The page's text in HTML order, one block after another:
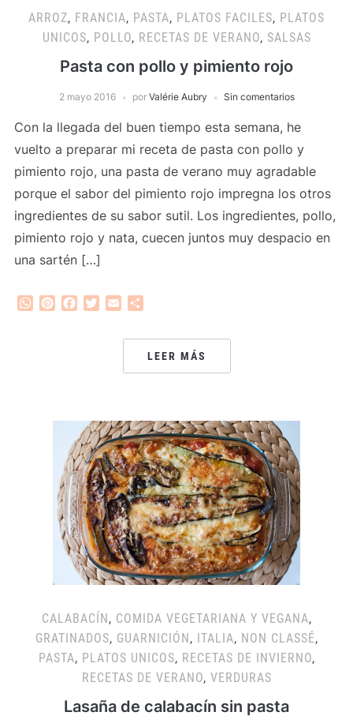
ARROZ, FRANCIA, PASTA, PLATOS FACILES, PLATOS
UNICOS, POLLO, RECETAS DE VERANO, SALSAS
Pasta con pollo y pimiento rojo
2 mayo 2016 por Valérie Aubry Sin comentarios
Con la llegada del buen tiempo esta semana, he
vuelto a preparar mi receta de pasta con pollo y
pimiento rojo, una pasta de verano muy agradable
porque el sabor del pimiento rojo impregna los otros
ingredientes de su sabor sutil. Los ingredientes, pollo,
pimiento rojo y nata, cuecen juntos muy despacio en
una sartén […]
WhatsApp
PinterestFacebook
Twitter
Email
LEER MÁS
CALABACÍN, COMIDA VEGETARIANA Y VEGANA,
GRATINADOS, GUARNICIÓN, ITALIA, NON CLASSÉ,
PASTA, PLATOS UNICOS, RECETAS DE INVIERNO,
RECETAS DE VERANO, VERDURAS
Lasaña de calabacín sin pasta